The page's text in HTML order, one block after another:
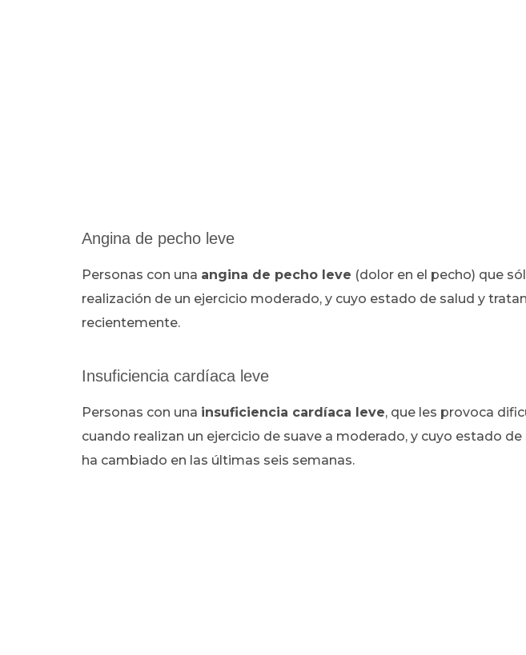
Angina de pecho leve
Personas con una angina de pecho leve (dolor en el pecho) que
realización de un ejercicio moderado, y cuyo estado de salud y
recientemente.
Insuficiencia cardíaca leve
Personas con una insuficiencia cardíaca leve, que les provoca
cuando realizan un ejercicio de suave a moderado, y cuyo estado
ha cambiado en las últimas seis semanas.